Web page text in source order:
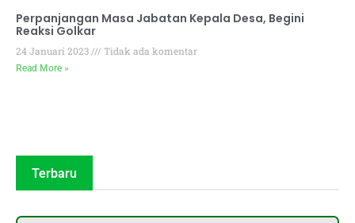
Perpanjangan Masa Jabatan Kepala Desa, Begini
Reaksi Golkar
24 Januari 2023 Tidak ada komentar
Read More »
Terbaru